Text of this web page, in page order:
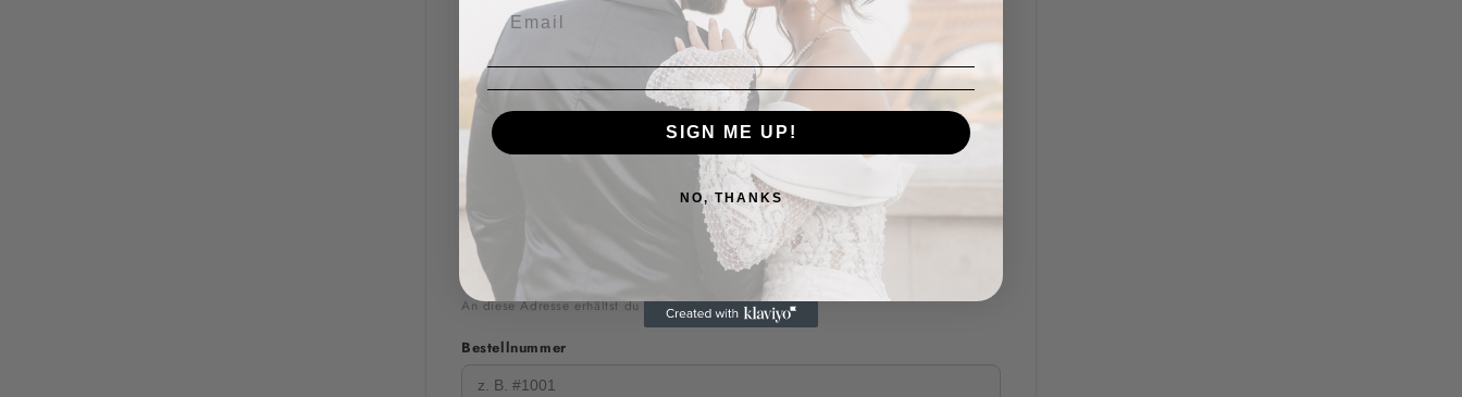
Vertrag widerrufen
Bitte fülle das Formular aus, um deinen Widerruf einzureichen. Du benötigst
dafür keinen Account.
Vor- und Nachname
E-Mail-Adresse
An diese Adresse erhältst du deine Bestätigungs-E-Mail.
Bestellnummer
SIGN ME UP!
NO, THANKS